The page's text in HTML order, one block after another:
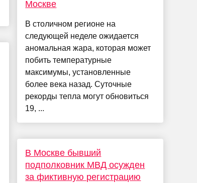
Москве
В столичном регионе на
следующей неделе ожидается
аномальная жара, которая может
побить температурные
максимумы, установленные
более века назад. Суточные
рекорды тепла могут обновиться
19, ...
В Москве бывший
подполковник МВД осужден
за фиктивную регистрацию